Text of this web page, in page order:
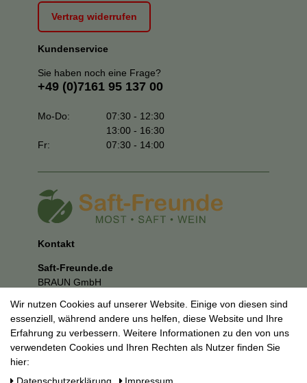
Vertrag widerrufen
Kundenservice
Sie haben noch eine Frage?
+49 (0)7161 95 137 00
Mo-Do:
07:30 - 12:30
13:00 - 16:30
Fr:
07:30 - 14:00
Kontakt
Saft-Freunde.de
BRAUN GmbH
73037 Göppingen
E-Mail:mail@saft-freunde.de
Unternehmen
Wir nutzen Cookies auf unserer Website. Einige von diesen sind
essenziell, während andere uns helfen, diese Website und Ihre
Erfahrung zu verbessern. Weitere Informationen zu den von uns
verwendeten Cookies und Ihren Rechten als Nutzer finden Sie
hier: